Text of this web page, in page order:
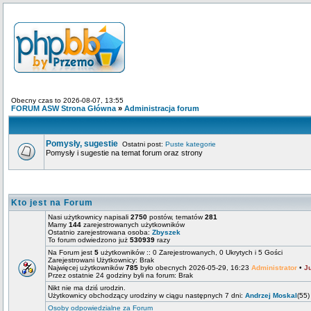
Obecny czas to 2026-08-07, 13:55
FORUM ASW Strona Główna » Administracja forum
Pomysły, sugestie Ostatni post: Puste kategorie
Pomysły i sugestie na temat forum oraz strony
Kto jest na Forum
Nasi użytkownicy napisali 2750 postów, tematów281
Mamy 144 zarejestrowanych użytkowników
Ostatnio zarejestrowana osoba: Zbyszek
To forum odwiedzono już 530939 razy
Na Forum jest 5 użytkowników :: 0 Zarejestrowanych, 0 Ukrytych i 5 Gości
Zarejestrowani Użytkownicy: Brak
Najwięcej użytkowników785 było obecnych 2026-05-29, 16:23 Administrator •
Przez ostatnie 24 godziny byli na forum: Brak
Nikt nie ma dziś urodzin.
Użytkownicy obchodzący urodziny w ciągu następnych 7 dni: Andrzej Moskal(55)
Osoby odpowiedzialne za Forum